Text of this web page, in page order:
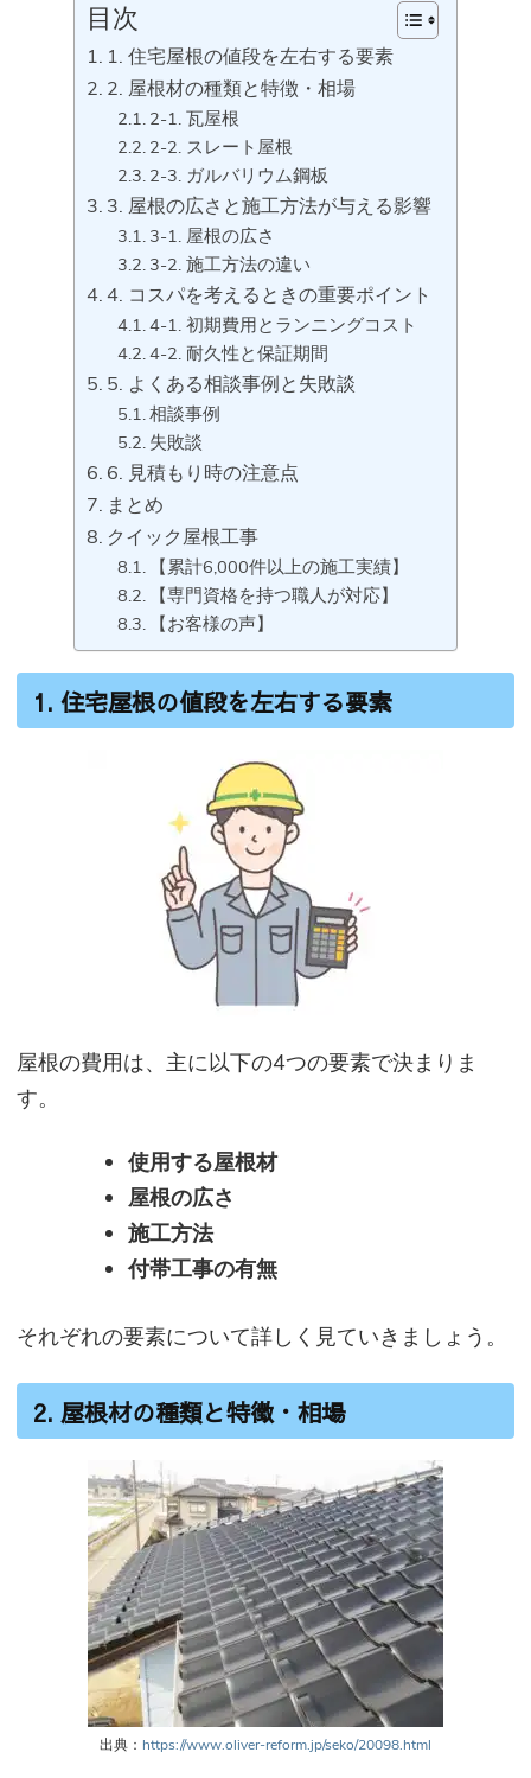
目次
1. 住宅屋根の値段を左右する要素
2. 屋根材の種類と特徴・相場
2-1. 瓦屋根
2-2. スレート屋根
2-3. ガルバリウム鋼板
3. 屋根の広さと施工方法が与える影響
3-1. 屋根の広さ
3-2. 施工方法の違い
4. コスパを考えるときの重要ポイント
4-1. 初期費用とランニングコスト
4-2. 耐久性と保証期間
5. よくある相談事例と失敗談
相談事例
失敗談
6. 見積もり時の注意点
まとめ
クイック屋根工事
【累計6,000件以上の施工実績】
【専門資格を持つ職人が対応】
【お客様の声】
1. 住宅屋根の値段を左右する要素
屋根の費用は、主に以下の4つの要素で決まりま
す。
使用する屋根材
屋根の広さ
施工方法
付帯工事の有無
それぞれの要素について詳しく見ていきましょう。
2. 屋根材の種類と特徴・相場
出典： https://www.oliver-reform.jp/seko/20098.html